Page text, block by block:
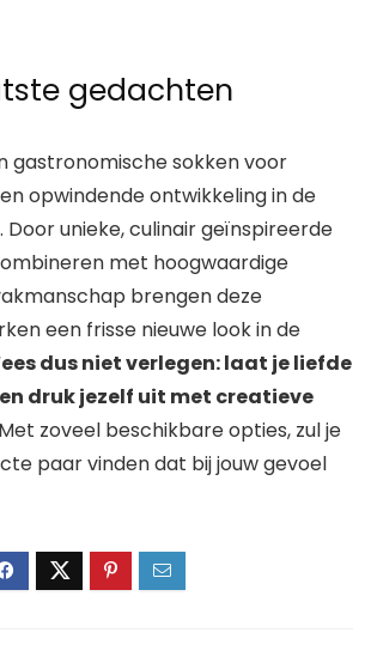
gedachten
gastronomische sokken voor
opwindende ontwikkeling in de
Door unieke, culinair geïnspireerde
met hoogwaardige
brengen deze
een frisse nieuwe look in de
dus niet verlegen: laat je liefde
druk jezelf uit met creatieve
zoveel beschikbare opties, zul je
paar vinden dat bij jouw gevoel